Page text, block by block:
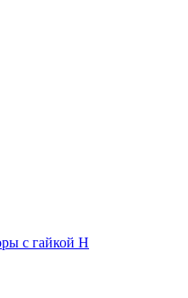
с гайкой H